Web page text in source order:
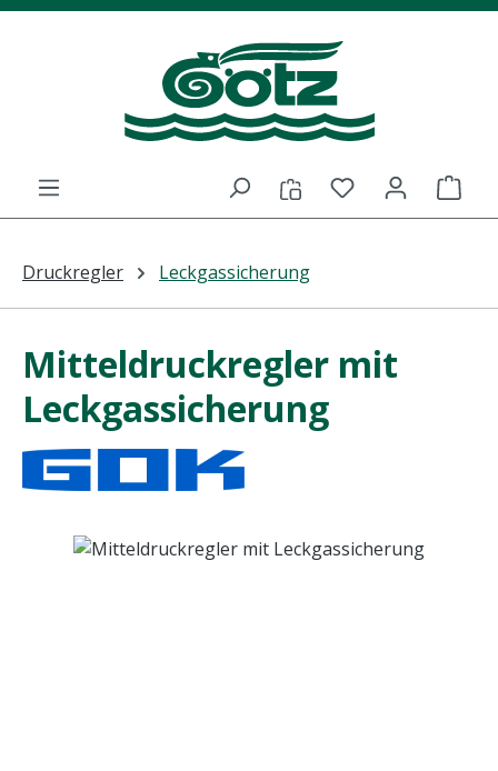
Du hast 0
Druckregler Leckgassicherung
Mitteldruckregler mit
Leckgassicherung
Bildergalerie überspringen